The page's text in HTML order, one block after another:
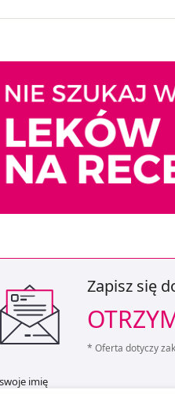
Zapisz się
* Oferta dotyczy
imię